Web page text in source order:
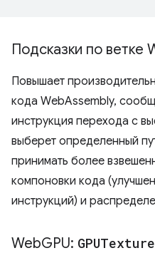
Подсказки по ветке
Повышает
кода WebAssembly,
инструкция перехода с
выберет определенный
принимать более
компоновки кода
инструкций) и
WebGPU: GPUTexture